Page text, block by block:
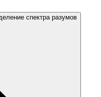
спектра разумов